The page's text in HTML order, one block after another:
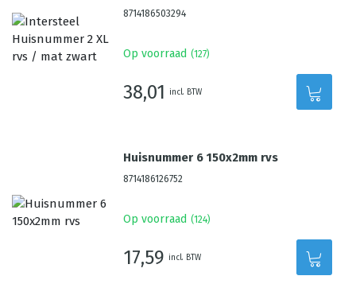
8714186503294
Op voorraad (127)
38,01 incl. BTW
Huisnummer 6 150x2mm rvs
8714186126752
Op voorraad (124)
17,59 incl. BTW